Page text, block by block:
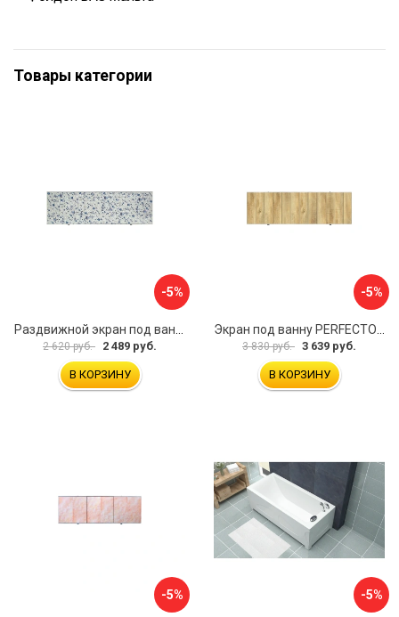
Товары категории
-5%
2 620 руб. 2 489 руб.
В КОРЗИНУ
-5%
3 830 руб. 3 639 руб.
В КОРЗИНУ
-5% -5%